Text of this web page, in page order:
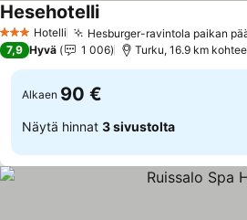
3 Tähtiluokitus
Hotelli Hesburger-ravintola paikan
Hesehotelli
7,9 Hyvä 1 006 Turku, 16.9 km
Alkaen 90 €
Näytä hinnat 3 sivustolta